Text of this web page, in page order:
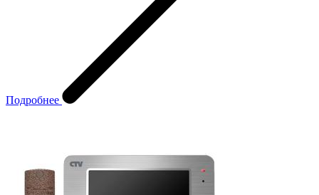
Подробнее